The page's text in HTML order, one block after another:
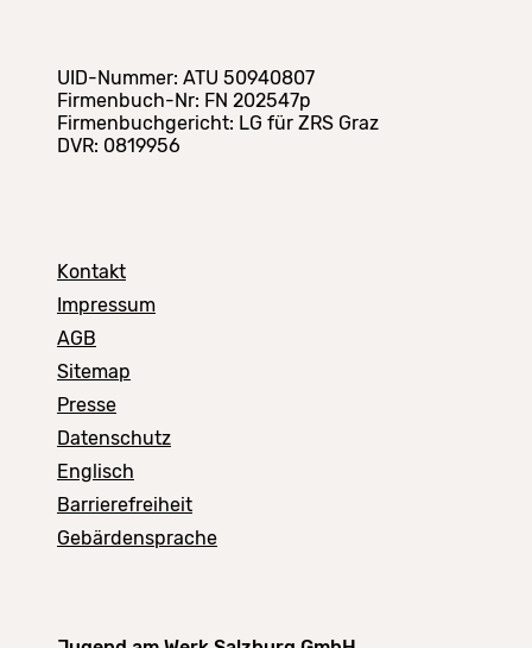
UID-Nummer: ATU 50940807
Firmenbuch-Nr: FN 202547p
Firmenbuchgericht: LG für ZRS Graz
DVR: 0819956
Kontakt
Impressum
AGB
Sitemap
Presse
Datenschutz
Englisch
Barrierefreiheit
Gebärdensprache